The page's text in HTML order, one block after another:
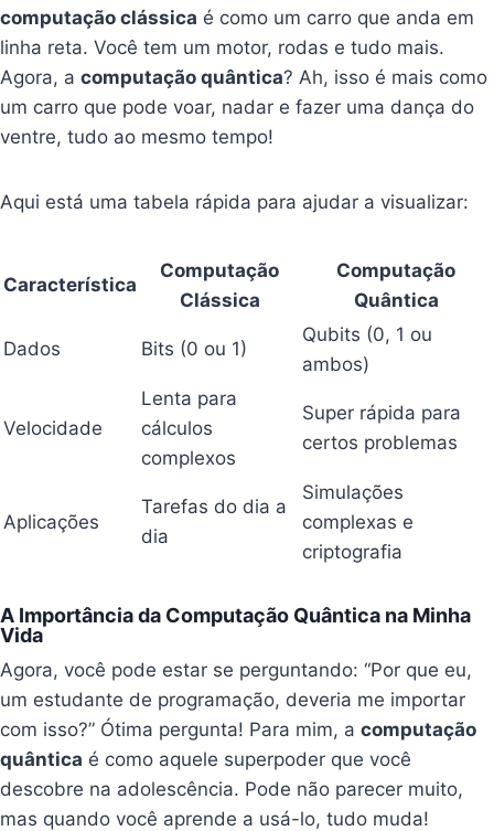
computação clássica é como um carro que anda em
linha reta. Você tem um motor, rodas e tudo mais.
Agora, acomputação quântica? Ah, isso é mais como
um carro que pode voar, nadar e fazer uma dança do
ventre, tudo ao mesmo tempo!
Aqui está uma tabela rápida para ajudar a visualizar:
Característica
Computação
Clássica
Computação
Quântica
Dados Bits (0 ou 1)
Qubits (0, 1 ou
ambos)
Velocidade
Lenta para
cálculos
complexos
Super rápida para
certos problemas
Aplicações
Tarefas do dia a
dia
Simulações
complexas e
criptografia
A Importância da Computação Quântica na Minha
Vida
Agora, você pode estar se perguntando: “Por que eu,
um estudante de programação, deveria me importar
com isso?” Ótima pergunta! Para mim, acomputação
quântica é como aquele superpoder que você
descobre na adolescência. Pode não parecer muito,
mas quando você aprende a usá-lo, tudo muda!